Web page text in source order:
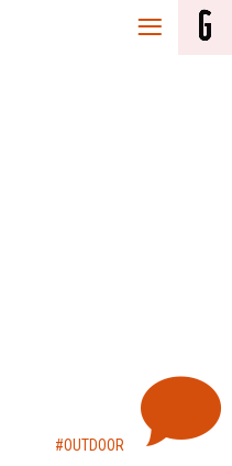
#OUTDOOR